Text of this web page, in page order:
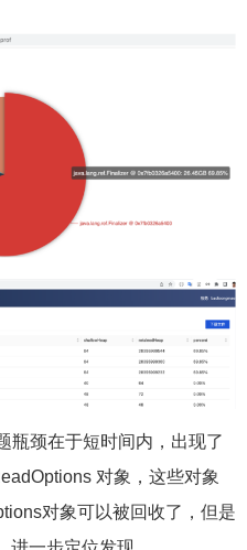
瓶颈在于短时间内，出现了
对象，这些对象
对象可以被回收了，但是
一步定位发现，